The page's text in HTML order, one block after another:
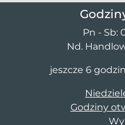
Pn - Sb:
Nd.
jeszcze 6
Godziny